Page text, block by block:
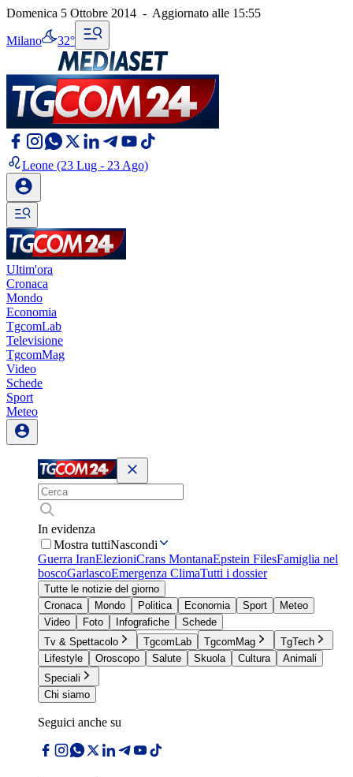
Domenica 5 Ottobre 2014 - Aggiornato alle 15:55
Milano 32°
Leone (23 Lug - 23 Ago)
Ultim'ora
Cronaca
Mondo
Economia
TgcomLab
Televisione
TgcomMag
Video
Schede
Sport
Meteo
In evidenza
Mostra tuttiNascondi
Guerra IranElezioniCrans MontanaEpstein FilesFamiglia nel
boscoGarlascoEmergenza ClimaTutti i dossier
Tutte le notizie del giorno
Cronaca
Mondo Politica Economia Sport
Meteo
Video
Foto Infografiche
Schede
Tv & Spettacolo
TgcomLab TgcomMag
TgTech
Lifestyle
Oroscopo Salute Skuola Cultura
Animali
Speciali
Chi siamo
Seguici anche su